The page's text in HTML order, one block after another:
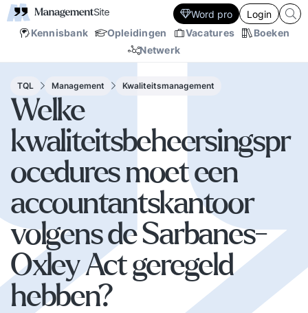
Kennisbank Opleidingen Vacatures
Boeken
Netwerk
Word pro Login
TQL Management Kwaliteitsmanagement
Welke
kwaliteitsbeheersingspr
ocedures moet een
accountantskantoor
volgens de Sarbanes-
Oxley Act geregeld
hebben?